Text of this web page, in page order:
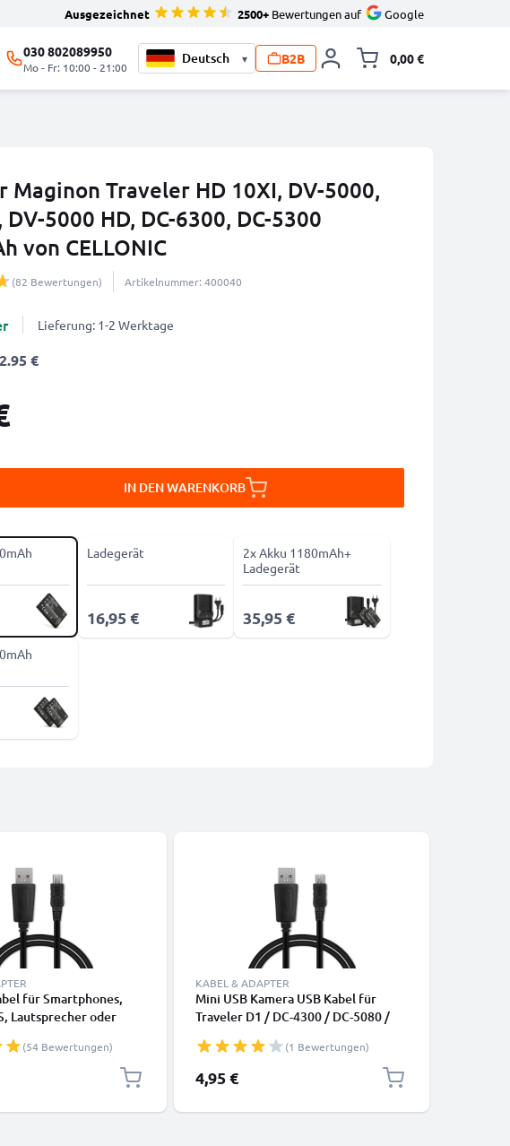
Ausgezeichnet 2500+ Bewertungen auf Google
030 802089950
Mo - Fr: 10:00 - 21:00
▾ B2B 0,00 €
Maginon Traveler HD 10XI, DV-5000,
DV-5000 HD, DC-6300, DC-5300
von CELLONIC
(82 Bewertungen) Artikelnummer: 400040
Lieferung: 1-2 Werktage
2.95 €
IN DEN WARENKORB
Ladegerät
16,95 €
2x Akku 1180mAh+
Ladegerät
35,95 €
für Smartphones,
Lautsprecher oder
1A PVC schwarz
(54 Bewertungen)
KABEL & ADAPTER
Mini USB Kamera USB Kabel für
Traveler D1 / DC-4300 / DC-5080 /
Video-/ Fotokameras - Datenkabel
2.0, PVC Ladekabel
(1 Bewertungen)
4,95 €